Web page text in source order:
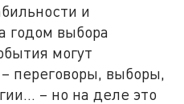
и
годом выбора
могут
переговоры, выборы,
– но на деле это